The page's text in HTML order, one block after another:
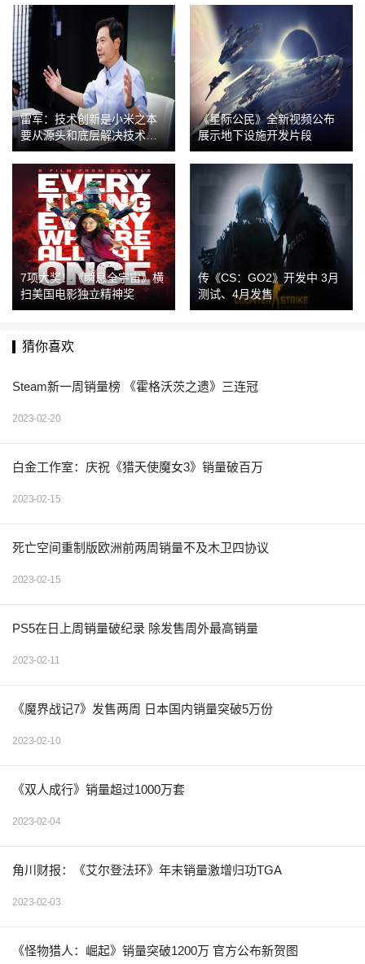
雷军：技术创新是小米之本
要从源头和底层解决技术问
题
《星际公民》全新视频公布
展示地下设施开发片段
7项大奖！《瞬息全宇宙》横
扫美国电影独立精神奖
传《CS：GO2》开发中 3月
测试、4月发售
猜你喜欢
Steam新一周销量榜 《霍格沃茨之遗》三连冠
2023-02-20
白金工作室：庆祝《猎天使魔女3》销量破百万
2023-02-15
死亡空间重制版欧洲前两周销量不及木卫四协议
2023-02-15
PS5在日上周销量破纪录 除发售周外最高销量
2023-02-11
《魔界战记7》发售两周 日本国内销量突破5万份
2023-02-10
《双人成行》销量超过1000万套
2023-02-04
角川财报：《艾尔登法环》年末销量激增归功TGA
2023-02-03
《怪物猎人：崛起》销量突破1200万 官方公布新贺图